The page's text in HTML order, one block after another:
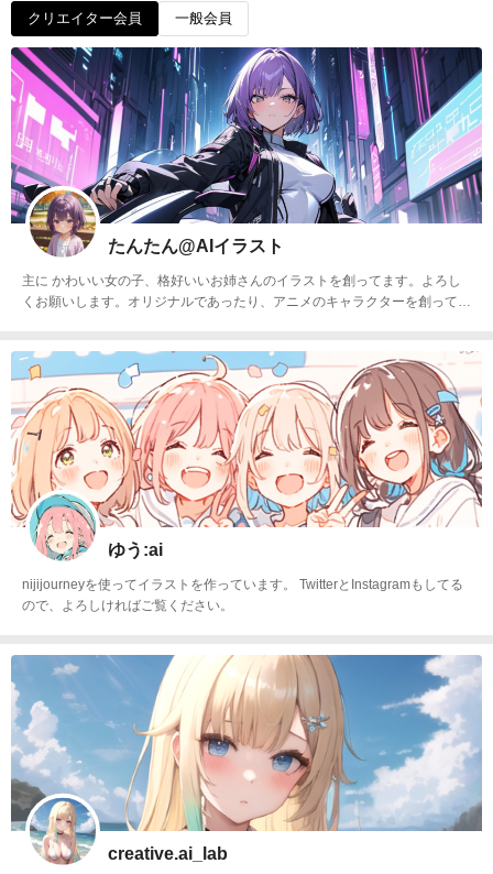
クリエイター会員 一般会員
たんたん@AIイラスト
主に かわいい女の子、格好いいお姉さんのイラストを創ってます。よろし
くお願いします。オリジナルであったり、アニメのキャラクターを創ってま
ゆう:ai
nijijourneyを使ってイラストを作っています。 TwitterとInstagramもしてる
ので、よろしければご覧ください。
creative.ai_lab